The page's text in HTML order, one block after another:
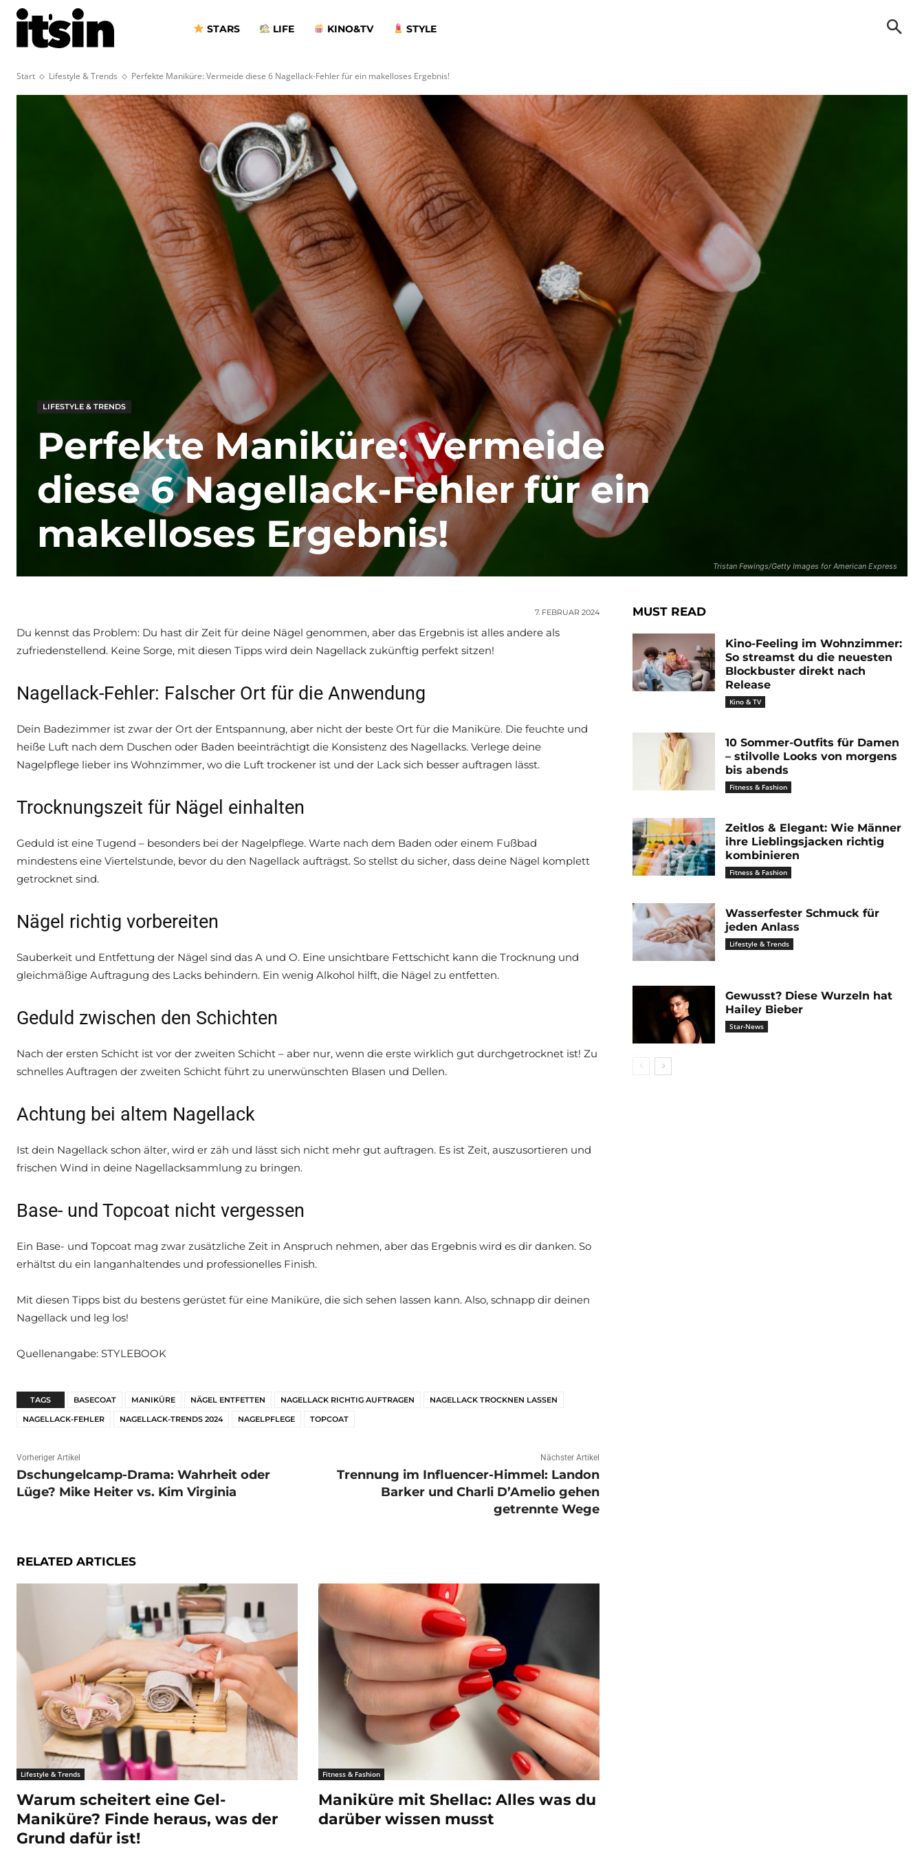
STARS LIFE KINO&TV STYLE
Start Lifestyle & Trends Perfekte Maniküre: Vermeide diese 6 Nagellack-Fehler für ein makelloses Ergebnis!
Tristan Fewings/Getty Images for American Express
LIFESTYLE & TRENDS
Perfekte Maniküre: Vermeide
diese 6 Nagellack-Fehler für ein
makelloses Ergebnis!
7. FEBRUAR 2024
Du kennst das Problem: Du hast dir Zeit für deine Nägel genommen, aber das Ergebnis ist alles andere als
zufriedenstellend. Keine Sorge, mit diesen Tipps wird dein Nagellack zukünftig perfekt sitzen!
Nagellack-Fehler: Falscher Ort für die Anwendung
Dein Badezimmer ist zwar der Ort der Entspannung, aber nicht der beste Ort für die Maniküre. Die feuchte und
heiße Luft nach dem Duschen oder Baden beeinträchtigt die Konsistenz des Nagellacks. Verlege deine
Nagelpflege lieber ins Wohnzimmer, wo die Luft trockener ist und der Lack sich besser auftragen lässt.
Trocknungszeit für Nägel einhalten
Geduld ist eine Tugend – besonders bei der Nagelpflege. Warte nach dem Baden oder einem Fußbad
mindestens eine Viertelstunde, bevor du den Nagellack aufträgst. So stellst du sicher, dass deine Nägel komplett
getrocknet sind.
Nägel richtig vorbereiten
Sauberkeit und Entfettung der Nägel sind das A und O. Eine unsichtbare Fettschicht kann die Trocknung und
gleichmäßige Auftragung des Lacks behindern. Ein wenig Alkohol hilft, die Nägel zu entfetten.
Geduld zwischen den Schichten
Nach der ersten Schicht ist vor der zweiten Schicht – aber nur, wenn die erste wirklich gut durchgetrocknet ist! Zu
schnelles Auftragen der zweiten Schicht führt zu unerwünschten Blasen und Dellen.
Achtung bei altem Nagellack
Ist dein Nagellack schon älter, wird er zäh und lässt sich nicht mehr gut auftragen. Es ist Zeit, auszusortieren und
frischen Wind in deine Nagellacksammlung zu bringen.
Base- und Topcoat nicht vergessen
Ein Base- und Topcoat mag zwar zusätzliche Zeit in Anspruch nehmen, aber das Ergebnis wird es dir danken. So
erhältst du ein langanhaltendes und professionelles Finish.
Mit diesen Tipps bist du bestens gerüstet für eine Maniküre, die sich sehen lassen kann. Also, schnapp dir deinen
Nagellack und leg los!
Quellenangabe: STYLEBOOK
TAGS BASECOAT MANIKÜRE NÄGEL ENTFETTEN NAGELLACK RICHTIG AUFTRAGEN
NAGELLACK TROCKNEN LASSEN
NAGELLACK-FEHLER
NAGELLACK-TRENDS 2024 NAGELPFLEGE TOPCOAT
Vorheriger Artikel
Dschungelcamp-Drama: Wahrheit oder
Lüge? Mike Heiter vs. Kim Virginia
Nächster Artikel
Trennung im Influencer-Himmel: Landon
Barker und Charli D’Amelio gehen
getrennte Wege
RELATED ARTICLES
Lifestyle & Trends
Warum scheitert eine Gel-
Maniküre? Finde heraus, was der
Grund dafür ist!
Fitness & Fashion
Maniküre mit Shellac: Alles was du
darüber wissen musst
MUST READ
Kino-Feeling im Wohnzimmer:
So streamst du die neuesten
Blockbuster direkt nach
Release
Kino & TV
10 Sommer-Outfits für Damen
– stilvolle Looks von morgens
bis abends
Fitness & Fashion
Zeitlos & Elegant: Wie Männer
ihre Lieblingsjacken richtig
kombinieren
Fitness & Fashion
Wasserfester Schmuck für
jeden Anlass
Lifestyle & Trends
Gewusst? Diese Wurzeln hat
Hailey Bieber
Star-News